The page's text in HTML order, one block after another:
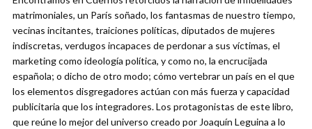
matrimoniales, un París soñado, los fantasmas de nuestro tiempo,
vecinas incitantes, traiciones políticas, diputados de mujeres
indiscretas, verdugos incapaces de perdonar a sus víctimas, el
marketing como ideología política, y como no, la encrucijada
española; o dicho de otro modo; cómo vertebrar un país en el que
los elementos disgregadores actúan con más fuerza y capacidad
publicitaria que los integradores. Los protagonistas de este libro,
que reúne lo mejor del universo creado por Joaquín Leguina a lo